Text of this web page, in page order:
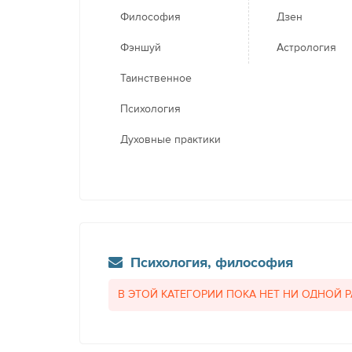
Философия
Фэншуй
Таинственное
Психология
Духовные практики
Дзен
Астрология
Психология, философия
В ЭТОЙ КАТЕГОРИИ ПОКА НЕТ НИ ОДНОЙ